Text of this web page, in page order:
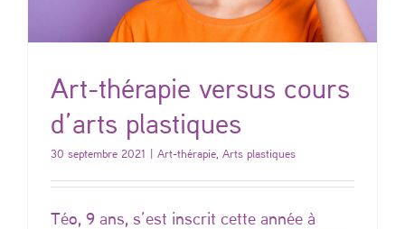
Art-thérapie versus cours
d’arts plastiques
30 septembre 2021 | Art-thérapie Arts plastiques
Téo, 9 ans, s’est inscrit cette année à